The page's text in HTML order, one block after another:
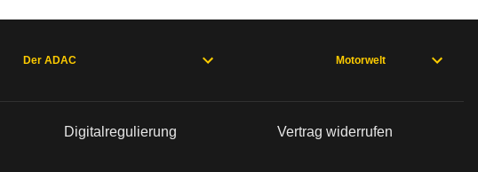
Der ADAC Motorwelt
Digitalregulierung Vertrag widerrufen